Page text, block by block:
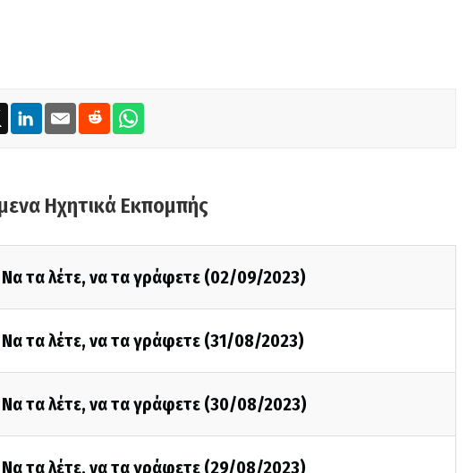
Ηχητικά Εκπομπής
Να τα λέτε, να τα γράφετε (02/09/2023)
Να τα λέτε, να τα γράφετε (31/08/2023)
Να τα λέτε, να τα γράφετε (30/08/2023)
Να τα λέτε, να τα γράφετε (29/08/2023)